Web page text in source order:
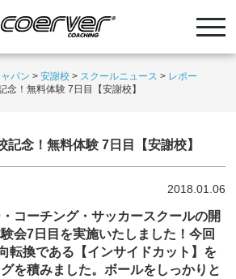
パン >安謝校 > スクールニュース > レポー
念！無料体験 7日目【安謝校】
記念！無料体験 7日目【安謝校】
2018.01.06
コーチング・サッカースクールの開
会7日目を実施いたしました！今回
転換である【インサイドカット】を
を積みました。ボールをしっかりと